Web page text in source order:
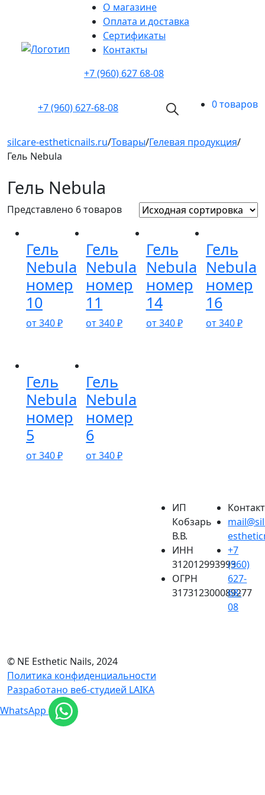
О магазине
Оплата и доставка
Cертификаты
Контакты
+7 (960) 627 68-08
+7 (960) 627-68-08 0 товаров
silcare-estheticnails.ru/Товары/Гелевая продукция/
Гель Nebula
Гель Nebula
Представлено 6 товаров
Гель
Nebula
номер
10
от340₽
Гель
Nebula
номер
11
от340₽
Гель
Nebula
номер
14
от340₽
Гель
Nebula
номер
16
от340₽
Гель
Nebula
номер
5
от340₽
Гель
Nebula
номер
6
от340₽
ИП
Кобзарь
В.В.
ИНН
312012993993
ОГРН
317312300089277
+7
(960)
627-
68-
08
© NE Esthetic Nails, 2024
Политика конфиденциальности
Разработано веб-студией LAIKA
WhatsApp